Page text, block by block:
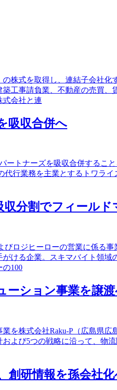
株式を取得し、連結子会社
工事請負業、不動産の売買
式会社と連
吸収合併へ
ートナーズを吸収合併する
行業務を主業とするトワラ
分割でフィール
ロジヒーローの営業に係る
ける企業。スキマバイト領
の100
ーション事業を譲
を株式会社Raku-P（広島県
よび5つの戦略に沿って、
創研情報を孫会社